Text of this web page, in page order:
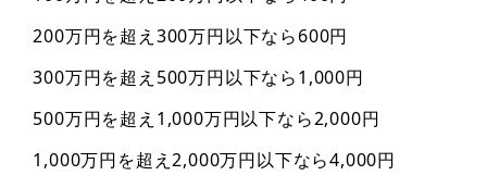
200万円を超え300万円以下なら600円
300万円を超え500万円以下なら1,000円
500万円を超え1,000万円以下なら2,000円
1,000万円を超え2,000万円以下なら4,000円